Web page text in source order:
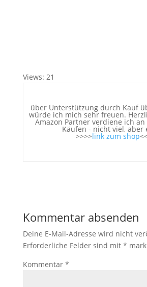
Views: 21
über Unterstützung durch Kauf
würde ich mich sehr freuen.
Amazon Partner verdiene ich
Käufen - nicht viel, aber
>>>>link zum shop
Kommentar absenden
Deine E-Mail-Adresse wird nicht
Erforderliche Felder sind mit *
Kommentar *